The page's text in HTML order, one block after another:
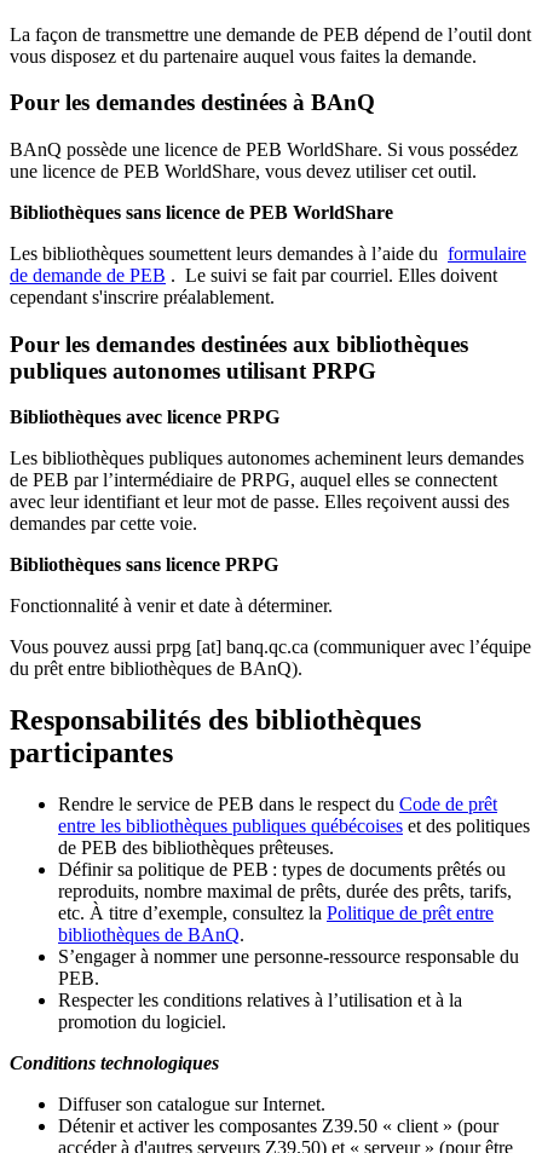
La façon de transmettre une demande de PEB dépend de l’outil dont
vous disposez et du partenaire auquel vous faites la demande.
Pour les demandes destinées à BAnQ
BAnQ possède une licence de PEB WorldShare. Si vous possédez
une licence de PEB WorldShare, vous devez utiliser cet outil.
Bibliothèques sans licence de PEB WorldShare
Les bibliothèques soumettent leurs demandes à l’aide du formulaire
de demande de PEB . Le suivi se fait par courriel. Elles doivent
cependant s'inscrire préalablement.
Pour les demandes destinées aux bibliothèques
publiques autonomes utilisant PRPG
Bibliothèques avec licence PRPG
Les bibliothèques publiques autonomes acheminent leurs demandes
de PEB par l’intermédiaire de PRPG, auquel elles se connectent
avec leur identifiant et leur mot de passe. Elles reçoivent aussi des
demandes par cette voie.
Bibliothèques sans licence PRPG
Fonctionnalité à venir et date à déterminer.
Vous pouvez aussi prpg [at] banq.qc.ca (communiquer avec l’équipe
du prêt entre bibliothèques de BAnQ).
Responsabilités des bibliothèques
participantes
Rendre le service de PEB dans le respect du Code de prêt
entre les bibliothèques publiques québécoises et des politiques
de PEB des bibliothèques prêteuses.
Définir sa politique de PEB : types de documents prêtés ou
reproduits, nombre maximal de prêts, durée des prêts, tarifs,
etc. À titre d’exemple, consultez la Politique de prêt entre
bibliothèques de BAnQ.
S’engager à nommer une personne-ressource responsable du
PEB.
Respecter les conditions relatives à l’utilisation et à la
promotion du logiciel.
Conditions technologiques
Diffuser son catalogue sur Internet.
Détenir et activer les composantes Z39.50 « client » (pour
accéder à d'autres serveurs Z39.50) et « serveur » (pour être